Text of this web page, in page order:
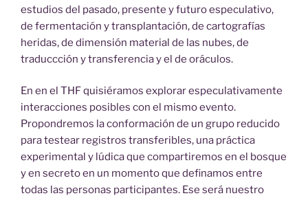
estudios del pasado, presente y futuro especulativo,
de fermentación y transplantación, de cartografías
heridas, de dimensión material de las nubes, de
traduccción y transferencia y el de oráculos.
En en el THF quisiéramos explorar especulativamente
interacciones posibles con el mismo evento.
Propondremos la conformación de un grupo reducido
para testear registros transferibles, una práctica
experimental y lúdica que compartiremos en el bosque
y en secreto en un momento que definamos entre
todas las personas participantes. Ese será nuestro